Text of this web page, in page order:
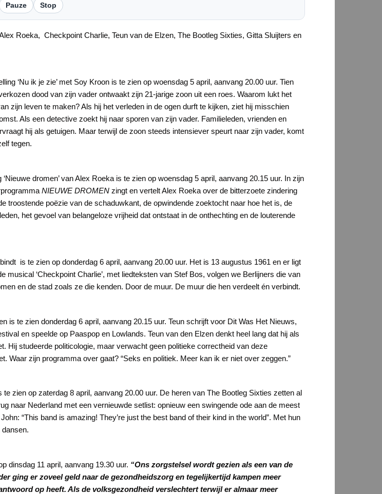
Pauze Stop
Roeka, Checkpoint Charlie, Teun van de Elzen, The Bootleg Sixties, Gitta Sluijters en
‘Nu ik je zie’ met Soy Kroon is te zien op woensdag 5 april, aanvang 20.00 uur. Tien
dood van zijn vader ontwaakt zijn 21-jarige zoon uit een roes. Waarom lukt het
zijn leven te maken? Als hij het verleden in de ogen durft te kijken, ziet hij misschien
Als een detective zoekt hij naar sporen van zijn vader. Familieleden, vrienden en
hij als getuigen. Maar terwijl de zoon steeds intensiever speurt naar zijn vader, komt
tegen.
‘Nieuwe dromen’ van Alex Roeka is te zien op woensdag 5 april, aanvang 20.15 uur. In zijn
NIEUWE DROMEN zingt en vertelt Alex Roeka over de bitterzoete zindering
troostende poëzie van de schaduwkant, de opwindende zoektocht naar hoe het is, de
het gevoel van belangeloze vrijheid dat ontstaat in de onthechting en de louterende
is te zien op donderdag 6 april, aanvang 20.00 uur. Het is 13 augustus 1961 en er ligt
‘Checkpoint Charlie’, met liedteksten van Stef Bos, volgen we Berlijners die van
en de stad zoals ze die kenden. Door de muur. De muur die hen verdeelt én verbindt.
is te zien donderdag 6 april, aanvang 20.15 uur. Teun schrijft voor Dit Was Het Nieuws,
en speelde op Paaspop en Lowlands. Teun van den Elzen denkt heel lang dat hij als
Hij studeerde politicologie, maar verwacht geen politieke correctheid van deze
zijn programma over gaat? “Seks en politiek. Meer kan ik er niet over zeggen.”
te zien op zaterdag 8 april, aanvang 20.00 uur. De heren van The Bootleg Sixties zetten al
naar Nederland met een vernieuwde setlist: opnieuw een swingende ode aan de meest
“This band is amazing! They’re just the best band of their kind in the world”. Met hun
dinsdag 11 april, aanvang 19.30 uur. “Ons zorgstelsel wordt gezien als een van de
ging er zoveel geld naar de gezondheidszorg en tegelijkertijd kampen meer
op heeft. Als de volksgezondheid verslechtert terwijl er almaar meer